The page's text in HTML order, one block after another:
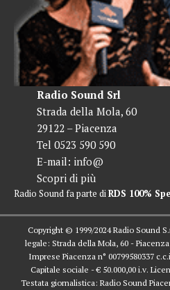
Radio Sound Srl
Strada della Mola, 60
29122 – Piacenza
Tel 0523 590 590
E-mail: info@
Scopri di più
Radio Sound fa parte diRDS 100%
Copyright © 1999/2024 Radio Sound
legale: Strada della Mola, 60 -
Imprese Piacenza n° 00799580337
Capitale sociale - € 50.000,00 i.v.
Testata giornalistica: Radio Sound